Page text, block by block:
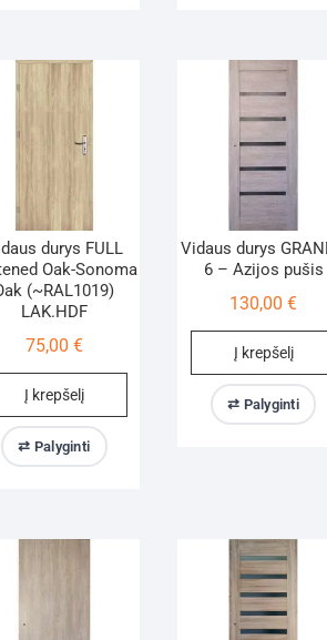
durys FULL
Oak-Sonoma
(~RAL1019)
LAK.HDF
75,00 €
Į krepšelį
⇄ Palyginti
Vidaus durys
6 – Azijos pušis
130,00€
Į krepšelį
⇄ Palyginti